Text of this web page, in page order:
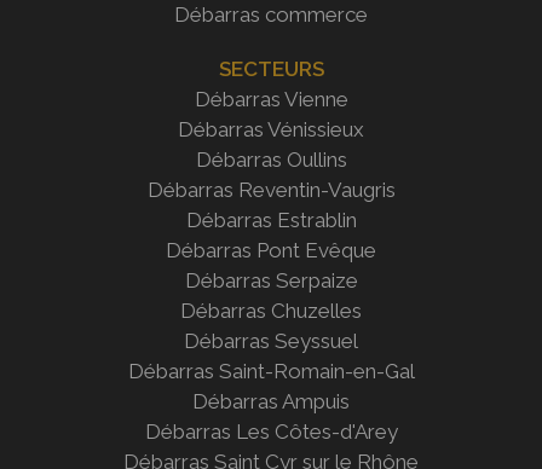
Débarras commerce
SECTEURS
Débarras Vienne
Débarras Vénissieux
Débarras Oullins
Débarras Reventin-Vaugris
Débarras Estrablin
Débarras Pont Evêque
Débarras Serpaize
Débarras Chuzelles
Débarras Seyssuel
Débarras Saint-Romain-en-Gal
Débarras Ampuis
Débarras Les Côtes-d'Arey
Débarras Saint Cyr sur le Rhône